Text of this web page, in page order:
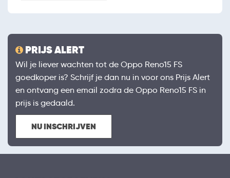
PRIJS ALERT
Wil je liever wachten tot de Oppo Reno15 FS
goedkoper is? Schrijf je dan nu in voor ons Prijs Alert
en ontvang een email zodra de Oppo Reno15 FS in
prijs is gedaald.
NU INSCHRIJVEN